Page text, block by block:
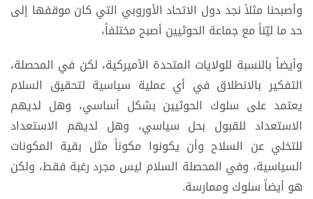
وأصبحنا مثلاً نجد دول الاتحاد الأوروبي التي كان موقفها إلى
حد ما ليّناً مع جماعة الحوثيين أصبح مختلفاً،
وأيضاً بالنسبة للولايات المتحدة الأميركية، لكن في المحصلة،
التفكير بالانطلاق في أي عملية سياسية لتحقيق السلام
يعتمد على سلوك الحوثيين بشكل أساسي، وهل لديهم
الاستعداد للقبول بحل سياسي، وهل لديهم الاستعداد
للتخلي عن السلاح وأن يكونوا مكوناً مثل بقية المكونات
السياسية، وفي المحصلة السلام ليس مجرد رغبة فقط، ولكن
هو أيضاً سلوك وممارسة.